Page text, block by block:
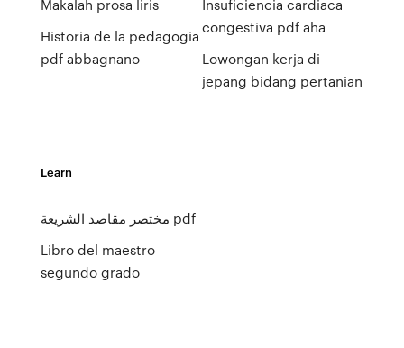
Makalah prosa liris
Historia de la pedagogia
pdf abbagnano
Insuficiencia cardiaca
congestiva pdf aha
Lowongan kerja di
jepang bidang pertanian
Learn
مختصر مقاصد الشريعة pdf
Libro del maestro
segundo grado